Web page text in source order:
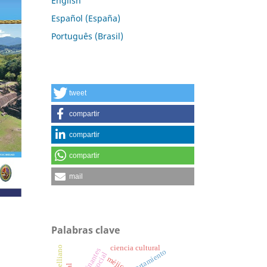
Español (España)
Português (Brasil)
tweet
compartir
compartir
compartir
mail
Palabras clave
ciencia cultural